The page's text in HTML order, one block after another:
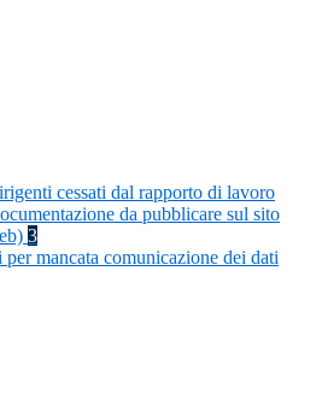
cessati dal rapporto di lavoro
da pubblicare sul sito
3
per mancata comunicazione dei dati